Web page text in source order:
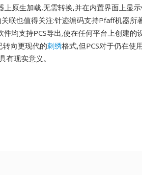
原生加载,无需转换,并在内置界面上显
联也值得关注:针迹编码支持Pfaff机器所
均支持PCS导出,使在任何平台上创建的
向更现代的刺绣格式,但PCS对于仍在使
现实意义。